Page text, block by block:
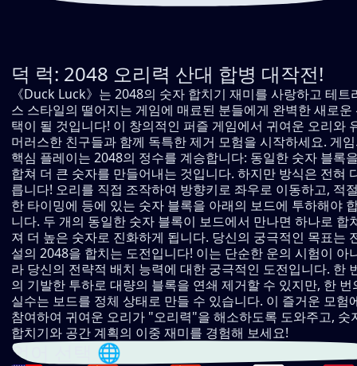
덕 럭: 2048 오리력 산대 합병 대작전!
《Duck Luck》는 2048의 숫자 합치기 재미를 사랑하고 테트
스 스타일의 떨어지는 게임에 매료된 분들에게 완벽한 새로운
택이 될 것입니다! 이 창의적인 퍼즐 게임에서 귀여운 오리와
머러스한 친구들과 함께 독특한 제거 모험을 시작하세요. 게
핵심 플레이는 2048의 정수를 계승합니다: 동일한 숫자 블록
합쳐 더 큰 숫자를 만들어내는 것입니다. 하지만 방식은 전혀
릅니다! 오리를 직접 조작하여 방향키로 좌우로 이동하고, 적
한 타이밍에 등에 있는 숫자 블록을 아래의 보드에 투하해야
니다. 두 개의 동일한 숫자 블록이 보드에서 만나면 하나로 합
져 더 높은 숫자로 진화하게 됩니다. 당신의 궁극적인 목표는
설의 2048을 합치는 도전입니다! 이는 단순한 운의 시험이 아
라 당신의 전략적 배치 능력에 대한 궁극적인 도전입니다. 한
의 기발한 투하로 대량의 블록을 연쇄 제거할 수 있지만, 한 번
실수는 보드를 정체 상태로 만들 수 있습니다. 이 즐거운 모험
참여하여 귀여운 오리가 "오리력"을 해소하도록 도와주고, 숫
합치기와 공간 계획의 이중 재미를 경험해 보세요!
언어 선택 🌐